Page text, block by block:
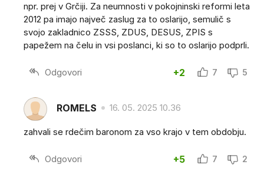
npr. prej v Grčiji. Za neumnosti v pokojninski reformi leta
2012 pa imajo največ zaslug za to oslarijo, semulič s
svojo zakladnico ZSSS, ZDUS, DESUS, ZPIS s
papežem na čelu in vsi poslanci, ki so to oslarijo podprli.
Odgovori +2 7 5
ROMELS 16. 05. 2025 10.36
zahvali se rdečim baronom za vso krajo v tem obdobju.
Odgovori +5 7 2